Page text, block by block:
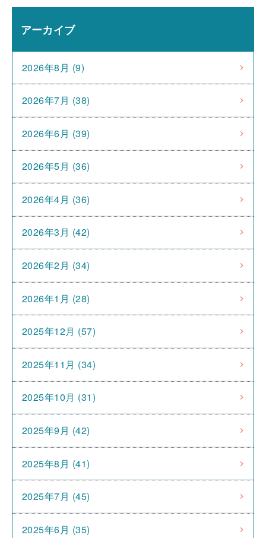
アーカイブ
2026年8月 (9)
2026年7月 (38)
2026年6月 (39)
2026年5月 (36)
2026年4月 (36)
2026年3月 (42)
2026年2月 (34)
2026年1月 (28)
2025年12月 (57)
2025年11月 (34)
2025年10月 (31)
2025年9月 (42)
2025年8月 (41)
2025年7月 (45)
2025年6月 (35)